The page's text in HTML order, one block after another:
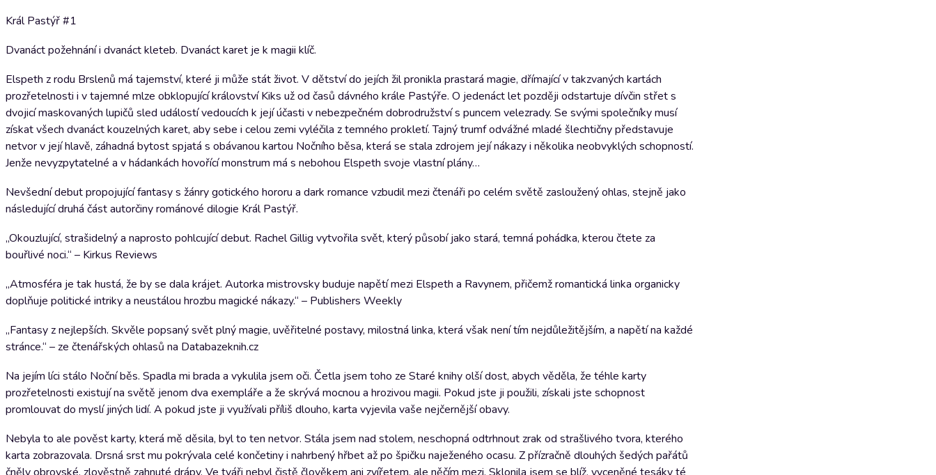
Král Pastýř #1
Dvanáct požehnání i dvanáct kleteb. Dvanáct karet je k magii klíč.
Elspeth z rodu Brslenů má tajemství, které ji může stát život. V dětství do jejích žil pronikla prastará magie, dřímající v takzvaných kartách
prozřetelnosti i v tajemné mlze obklopující království Kiks už od časů dávného krále Pastýře. O jedenáct let později odstartuje dívčin střet s
dvojicí maskovaných lupičů sled událostí vedoucích k její účasti v nebezpečném dobrodružství s puncem velezrady. Se svými společníky musí
získat všech dvanáct kouzelných karet, aby sebe i celou zemi vyléčila z temného prokletí. Tajný trumf odvážné mladé šlechtičny představuje
netvor v její hlavě, záhadná bytost spjatá s obávanou kartou Nočního běsa, která se stala zdrojem její nákazy i několika neobvyklých schopností.
Jenže nevyzpytatelné a v hádankách hovořící monstrum má s nebohou Elspeth svoje vlastní plány…
Nevšední debut propojující fantasy s žánry gotického hororu a dark romance vzbudil mezi čtenáři po celém světě zasloužený ohlas, stejně jako
následující druhá část autorčiny románové dilogie Král Pastýř.
„Okouzlující, strašidelný a naprosto pohlcující debut. Rachel Gillig vytvořila svět, který působí jako stará, temná pohádka, kterou čtete za
bouřlivé noci.“ – Kirkus Reviews
„Atmosféra je tak hustá, že by se dala krájet. Autorka mistrovsky buduje napětí mezi Elspeth a Ravynem, přičemž romantická linka organicky
doplňuje politické intriky a neustálou hrozbu magické nákazy.“ – Publishers Weekly
„Fantasy z nejlepších. Skvěle popsaný svět plný magie, uvěřitelné postavy, milostná linka, která však není tím nejdůležitějším, a napětí na každé
stránce.“ – ze čtenářských ohlasů na Databazeknih.cz
Na jejím líci stálo Noční běs. Spadla mi brada a vykulila jsem oči. Četla jsem toho ze Staré knihy olší dost, abych věděla, že téhle karty
prozřetelnosti existují na světě jenom dva exempláře a že skrývá mocnou a hrozivou magii. Pokud jste ji použili, získali jste schopnost
promlouvat do myslí jiných lidí. A pokud jste ji využívali příliš dlouho, karta vyjevila vaše nejčernější obavy.
Nebyla to ale pověst karty, která mě děsila, byl to ten netvor. Stála jsem nad stolem, neschopná odtrhnout zrak od strašlivého tvora, kterého
karta zobrazovala. Drsná srst mu pokrývala celé končetiny i nahrbený hřbet až po špičku naježeného ocasu. Z přízračně dlouhých šedých pařátů